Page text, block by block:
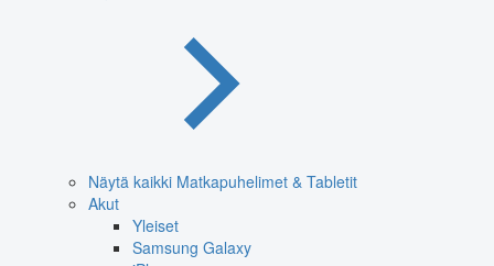
Näytä kaikki Matkapuhelimet & Tabletit
Akut
Yleiset
Samsung Galaxy